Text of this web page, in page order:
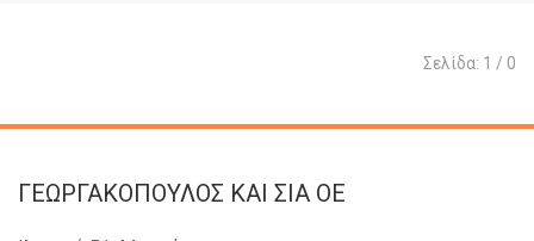
Σελίδα: 1 / 0
ΓΕΩΡΓΑΚΟΠΟΥΛΟΣ KAI ΣΙΑ OE